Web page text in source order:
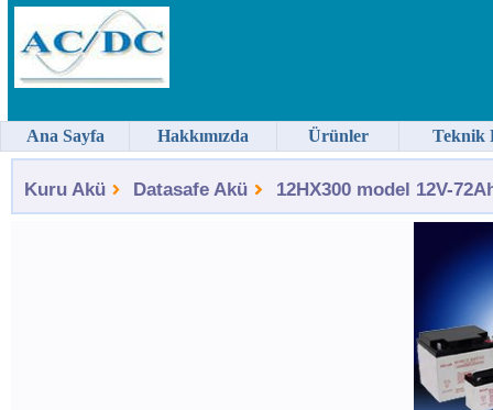
Kuru Akü Datasafe Akü 12HX300 model 12V-
Ana Sayfa Hakkımızda Ürünler Teknik